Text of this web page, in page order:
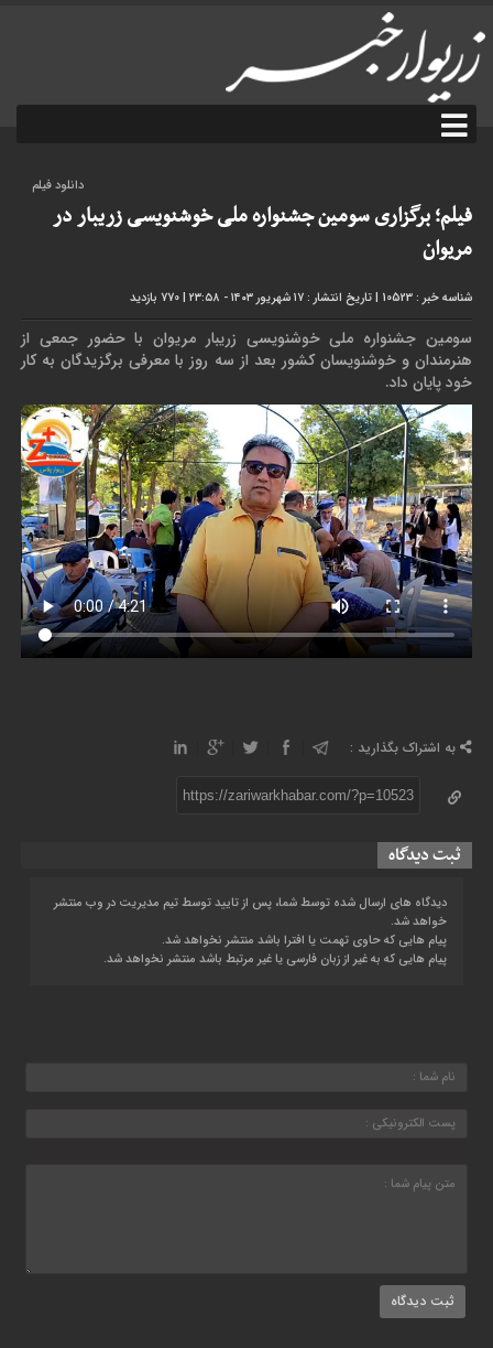
دانلود فیلم
فیلم؛ برگزاری سومین جشنواره ملی خوشنویسی زریبار در
مریوان
شناسه خبر : 10523 |تاریخ انتشار : ۱۷ شهریور ۱۴۰۳ - ۲۳:۵۸ |770 بازدید
سومین جشنواره ملی خوشنویسی زریبار مریوان با حضور جمعی از
هنرمندان و خوشنویسان کشور بعد از سه روز با معرفی برگزیدگان به کار
خود پایان داد.
به اشتراک بگذارید :
https://zariwarkhabar.com/?p=10523
ثبت دیدگاه
دیدگاه های ارسال شده توسط شما، پس از تایید توسط تیم مدیریت در وب منتشر
خواهد شد.
پیام هایی که حاوی تهمت یا افترا باشد منتشر نخواهد شد.
پیام هایی که به غیر از زبان فارسی یا غیر مرتبط باشد منتشر نخواهد شد.